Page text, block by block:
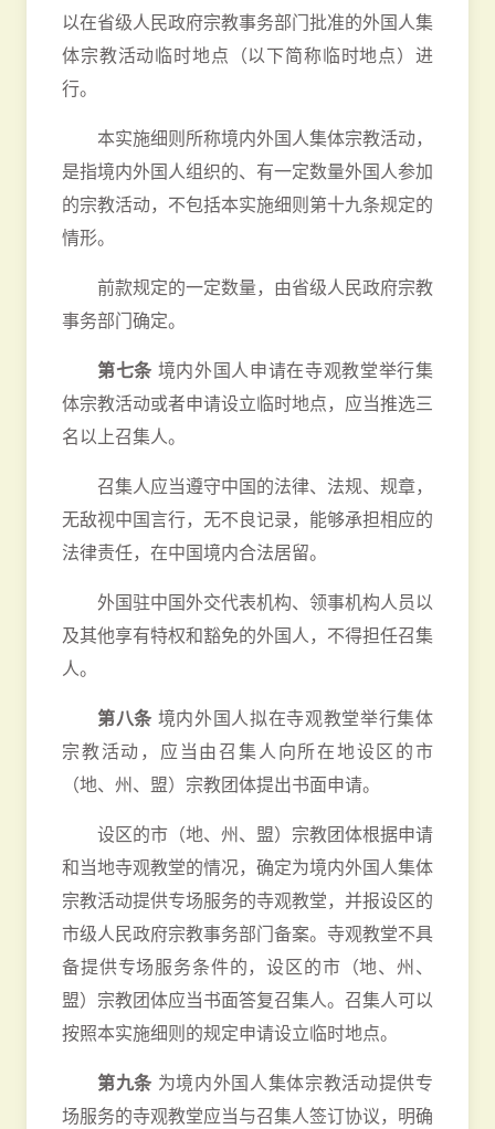
以在省级人民政府宗教事务部门批准的外国人集
体宗教活动临时地点（以下简称临时地点）进
行。
本实施细则所称境内外国人集体宗教活动，
是指境内外国人组织的、有一定数量外国人参加
的宗教活动，不包括本实施细则第十九条规定的
情形。
前款规定的一定数量，由省级人民政府宗教
事务部门确定。
第七条 境内外国人申请在寺观教堂举行集
体宗教活动或者申请设立临时地点，应当推选三
名以上召集人。
召集人应当遵守中国的法律、法规、规章，
无敌视中国言行，无不良记录，能够承担相应的
法律责任，在中国境内合法居留。
外国驻中国外交代表机构、领事机构人员以
及其他享有特权和豁免的外国人，不得担任召集
人。
第八条 境内外国人拟在寺观教堂举行集体
宗教活动，应当由召集人向所在地设区的市
（地、州、盟）宗教团体提出书面申请。
设区的市（地、州、盟）宗教团体根据申请
和当地寺观教堂的情况，确定为境内外国人集体
宗教活动提供专场服务的寺观教堂，并报设区的
市级人民政府宗教事务部门备案。寺观教堂不具
备提供专场服务条件的，设区的市（地、州、
盟）宗教团体应当书面答复召集人。召集人可以
按照本实施细则的规定申请设立临时地点。
第九条 为境内外国人集体宗教活动提供专
场服务的寺观教堂应当与召集人签订协议，明确